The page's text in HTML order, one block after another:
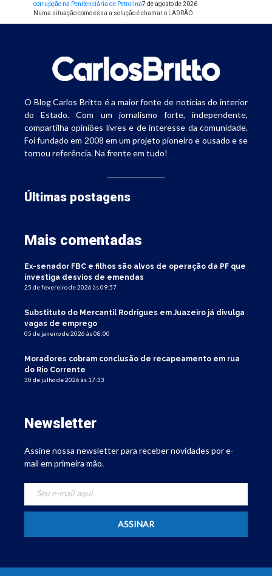
corrupção na Penitenciária de Petrolina7 de agosto de 2026
Numa situação como essa a solução é chamar o LADRÃO
O Blog Carlos Britto é a maior fonte de notícias do interior
do Estado. Com um jornalismo forte, independente,
compartilha opiniões livres e de interesse da comunidade.
Foi fundado em 2008 em um projeto pioneiro e ousado e se
tornou referência. Na frente em tudo!
Últimas postagens
Mais comentadas
Ex-senador FBC e filhos são alvos de operação da PF que
investiga desvios de emendas
25 de fevereiro de 2026 às 09:57
Substituto do Mercantil Rodrigues em Juazeiro já divulga
vagas de emprego
05 de janeiro de 2026 às 08:00
Moradores cobram conclusão de recapeamento em rua
do Rio Corrente
30 de julho de 2026 às 17:33
Newsletter
Assine nossa newsletter para receber novidades por e-
mail em primeira mão.